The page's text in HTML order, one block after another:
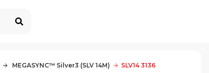
MEGASYNC™ Silver3 (SLV 14M) SLV14 3136